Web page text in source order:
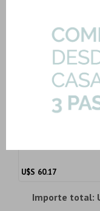
Art:
146.51
Aereo
U$S 60.17
Importe total: